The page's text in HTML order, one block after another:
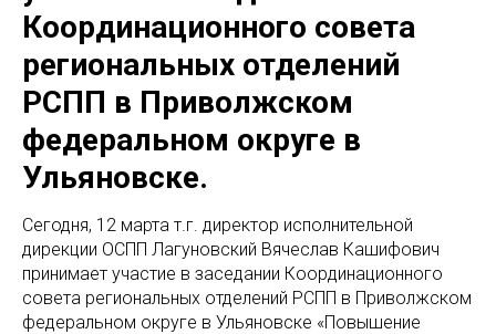
Координационного совета
региональных отделений
РСПП в Приволжском
федеральном округе в
Ульяновске.
Сегодня, 12 марта т.г. директор исполнительной
дирекции ОСПП Лагуновский Вячеслав Кашифович
принимает участие в заседании Координационного
совета региональных отделений РСПП в Приволжском
федеральном округе в Ульяновске «Повышение